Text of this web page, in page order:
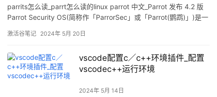
parrits怎么读_parrt怎么读的linux parrot 中文_Parrot 发布 4.2 版
Parrot Security OS(简称作「ParrorSec」或「Parrot(鹦鹉)」)是一
安全测试、数字取证、软件开发
激活谷笔记 2024年 5月 20日
vscode配置c／c++环境插件_配置
vscodec++运行环境
2024年 5月 14日